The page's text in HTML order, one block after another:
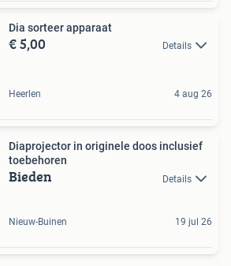
Dia sorteer apparaat
€ 5,00 Details
Heerlen 4 aug 26
Diaprojector in originele doos inclusief
toebehoren
Bieden Details
Nieuw-Buinen 19 jul 26